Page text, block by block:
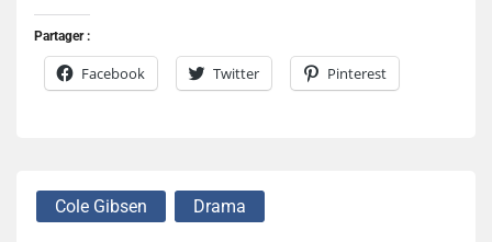
Partager :
Facebook Twitter Pinterest
Cole Gibsen Drama